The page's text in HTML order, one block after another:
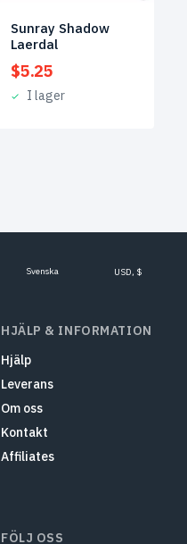
Sunray Shadow
Laerdal
$5.25
I lager
Svenska USD, $
HJÄLP & INFORMATION
Hjälp
Leverans
Om oss
Kontakt
Affiliates
FÖLJ OSS